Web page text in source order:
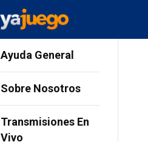
Ayuda General
Sobre Nosotros
Transmisiones En
Vivo